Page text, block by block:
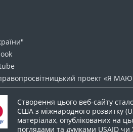
проект «Я
Створення цього веб-сайту
США з міжнародного розвитку
матеріалах, опублікованих на
поглядами та думками USAID